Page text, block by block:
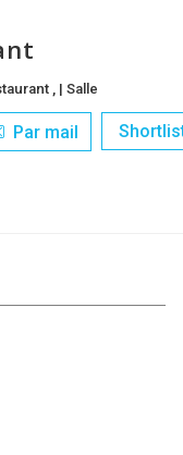
, | Salle
Par mail